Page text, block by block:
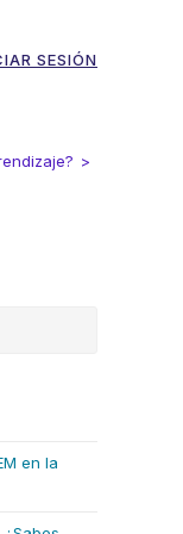
SESIÓN
>
en la